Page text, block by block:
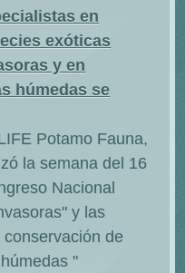
en
exóticas
y en
húmedas se
Potamo Fauna,
la semana del 16
Nacional
y las
de
"